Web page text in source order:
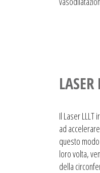
LASER
Il Laser
ad
questo
loro volta,
della